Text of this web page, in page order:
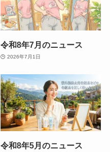
令和8年7月のニュース
2026年7月1日
令和8年5月のニュース